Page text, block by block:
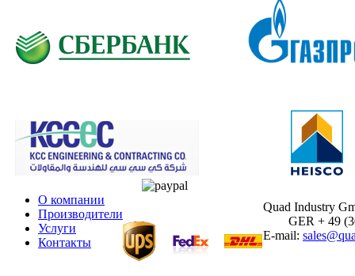
О компании
Производители
Услуги
Контакты
Quad Industry
GER + 49
E-mail: